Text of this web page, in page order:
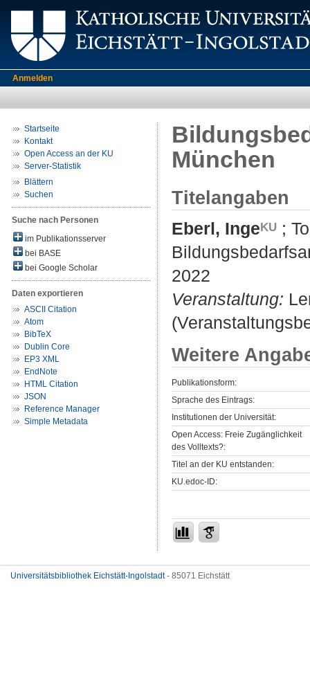
Anmelden
Startseite
Kontakt
Open Access an der KU
Server-Statistik
Blättern
Suchen
Suche nach Personen
im Publikationsserver
bei BASE
bei Google Scholar
Daten exportieren
ASCII Citation
Atom
BibTeX
Dublin Core
EP3 XML
EndNote
HTML Citation
JSON
Reference Manager
Simple Metadata
München
Titelangaben
Eberl, Inge ;
2022
Veranstaltung:
Weitere
Publikationsform:
Sprache des Eintrags:
Institutionen der Universität:
Open Access: Freie Zugänglichkeit
des Volltexts?:
Titel an der KU entstanden:
KU.edoc-ID:
Universitätsbibliothek Eichstätt-Ingolstadt- 85071 Eichstätt